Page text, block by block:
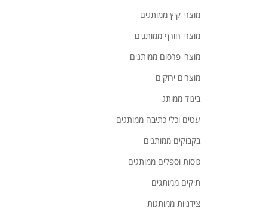
מוצרי קיץ ממותגים
מוצרי חורף ממותגים
מוצרי פרסום ממותגים
מוצרים ירוקים
ביגוד ממותג
עטים וכלי כתיבה ממותגים
בקבוקים ממותגים
כוסות וספלים ממותגים
תיקים ממותגים
צידניות ממותגות